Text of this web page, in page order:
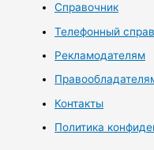
Справочник
Телефонный
Рекламодателям
Контакты
Политика